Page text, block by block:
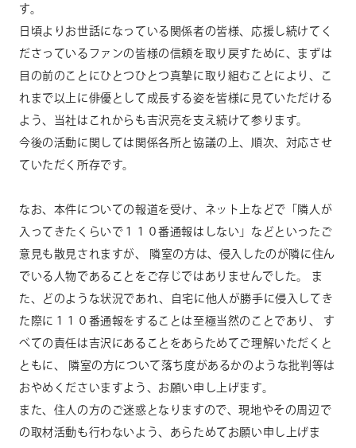
個人のお客様
法人のお客様
AUDITION アーティスト募集
Amuse Solution アミューズのソリューション
す。
日頃よりお世話になっている関係者の皆様、応援し続けてく
ださっているファンの皆様の信頼を取り戻すために、まずは
目の前のことにひとつひとつ真摯に取り組むことにより、こ
れまで以上に俳優として成長する姿を皆様に見ていただける
よう、当社はこれからも吉沢亮を支え続けて参ります。
今後の活動に関しては関係各所と協議の上、順次、対応させ
ていただく所存です。
なお、本件についての報道を受け、ネット上などで「隣人が
入ってきたくらいで１１０番通報はしない」などといったご
意見も散見されますが、 隣室の方は、侵入したのが隣に住ん
でいる人物であることをご存じではありませんでした。 ま
た、どのような状況であれ、自宅に他人が勝手に侵入してき
た際に１１０番通報をすることは至極当然のことであり、 す
べての責任は吉沢にあることをあらためてご理解いただくと
ともに、 隣室の方について落ち度があるかのような批判等は
おやめくださいますよう、お願い申し上げます。
また、住人の方のご迷惑となりますので、現地やその周辺で
の取材活動も行わないよう、あらためてお願い申し上げま